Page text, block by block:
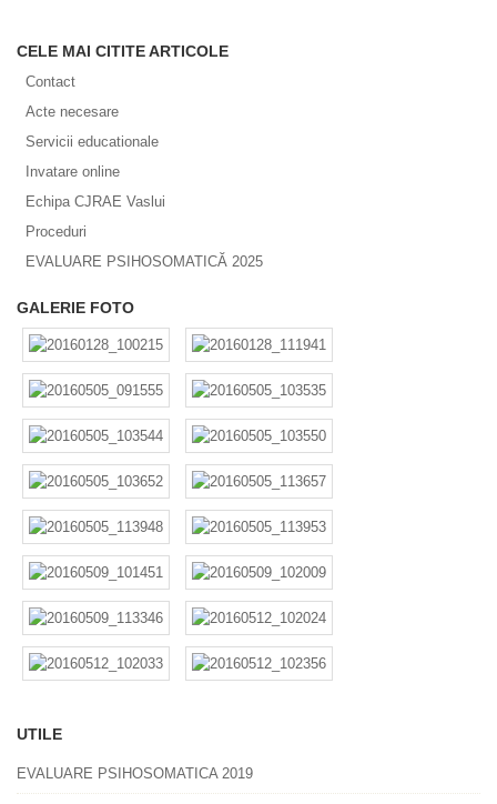
CELE MAI CITITE ARTICOLE
Contact
Acte necesare
Servicii educationale
Invatare online
Echipa CJRAE Vaslui
Proceduri
EVALUARE PSIHOSOMATICĂ 2025
GALERIE FOTO
UTILE
EVALUARE PSIHOSOMATICA 2019